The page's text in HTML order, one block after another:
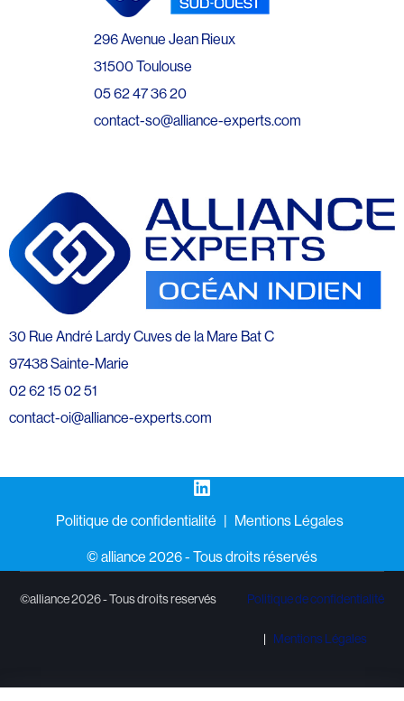
296 Avenue Jean Rieux
31500 Toulouse
05 62 47 36 20
contact-so@alliance-experts.com
30 Rue André Lardy Cuves de la Mare Bat C
97438 Sainte-Marie
02 62 15 02 51
contact-oi@alliance-experts.com
LinkedIn
Politique de confidentialité Mentions Légales
©️ alliance 2026 - Tous droits réservés
©alliance 2026 - Tous droits reservés Politique de confidentialité
Mentions Légales